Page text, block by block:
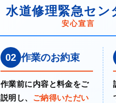
水道修理緊急セン
安心宣言
02 作業のお約束
作業前に内容と料金をご
説明し、 ご納得いただい